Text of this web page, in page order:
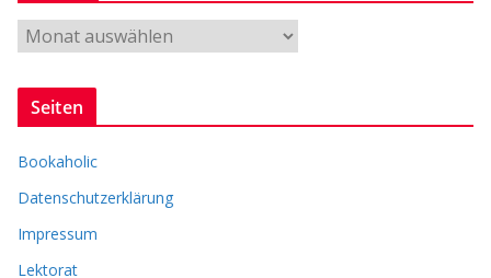
e
c
v
Seiten
Bookaholic
Datenschutzerklärung
Impressum
Lektorat